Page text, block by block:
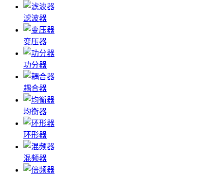
滤波器
变压器
功分器
耦合器
均衡器
环形器
混频器